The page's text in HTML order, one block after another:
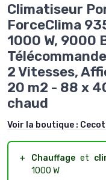
Climatiseur
ForceClima
1000 W, 9000
2 Vitesses,
20 m2 - 88 x
chaud
Voir la boutique :
＋ Chauffage et
1000 W